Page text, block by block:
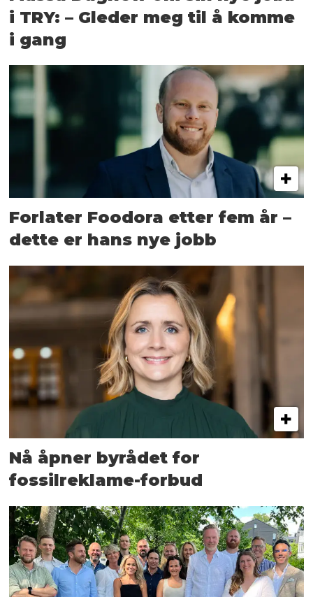
i TRY: – Gleder meg til å komme
i gang
Forlater Foodora etter fem år –
dette er hans nye jobb
Nå åpner byrådet for
fossilreklame-forbud